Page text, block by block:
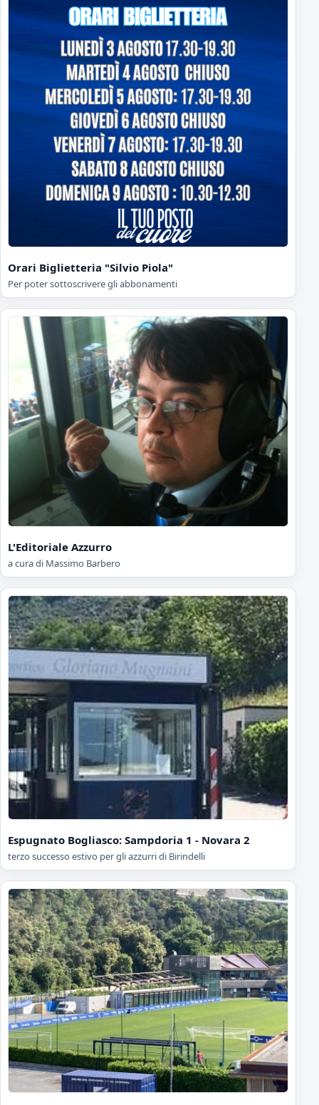
Orari Biglietteria "Silvio Piola"
Per poter sottoscrivere gli abbonamenti
L'Editoriale Azzurro
a cura di Massimo Barbero
Espugnato Bogliasco: Sampdoria 1 - Novara 2
terzo successo estivo per gli azzurri di Birindelli